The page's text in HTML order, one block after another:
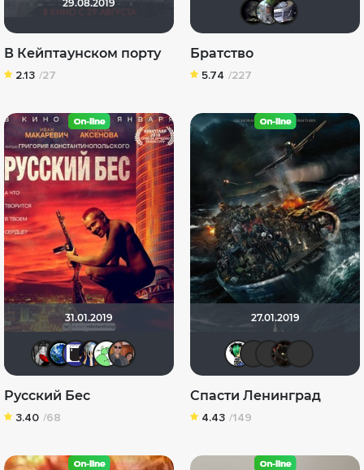
29.08.2019
В Кейптаунском порту
2.13 /27
Братство
5.74 /227
31.01.2019
Мышь Белая
ПтундриксДиян Кръстев
bobrik128
norik74
Русский Бес
3.40 /68
27.01.2019
Спасти Ленинград
4.43 /149